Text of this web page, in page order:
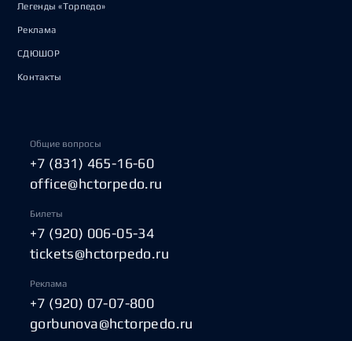
Легенды «Торпедо»
Реклама
СДЮШОР
Контакты
Общие вопросы
+7 (831) 465-16-60
office@hctorpedo.ru
Билеты
+7 (920) 006-05-34
tickets@hctorpedo.ru
Реклама
+7 (920) 07-07-800
gorbunova@hctorpedo.ru